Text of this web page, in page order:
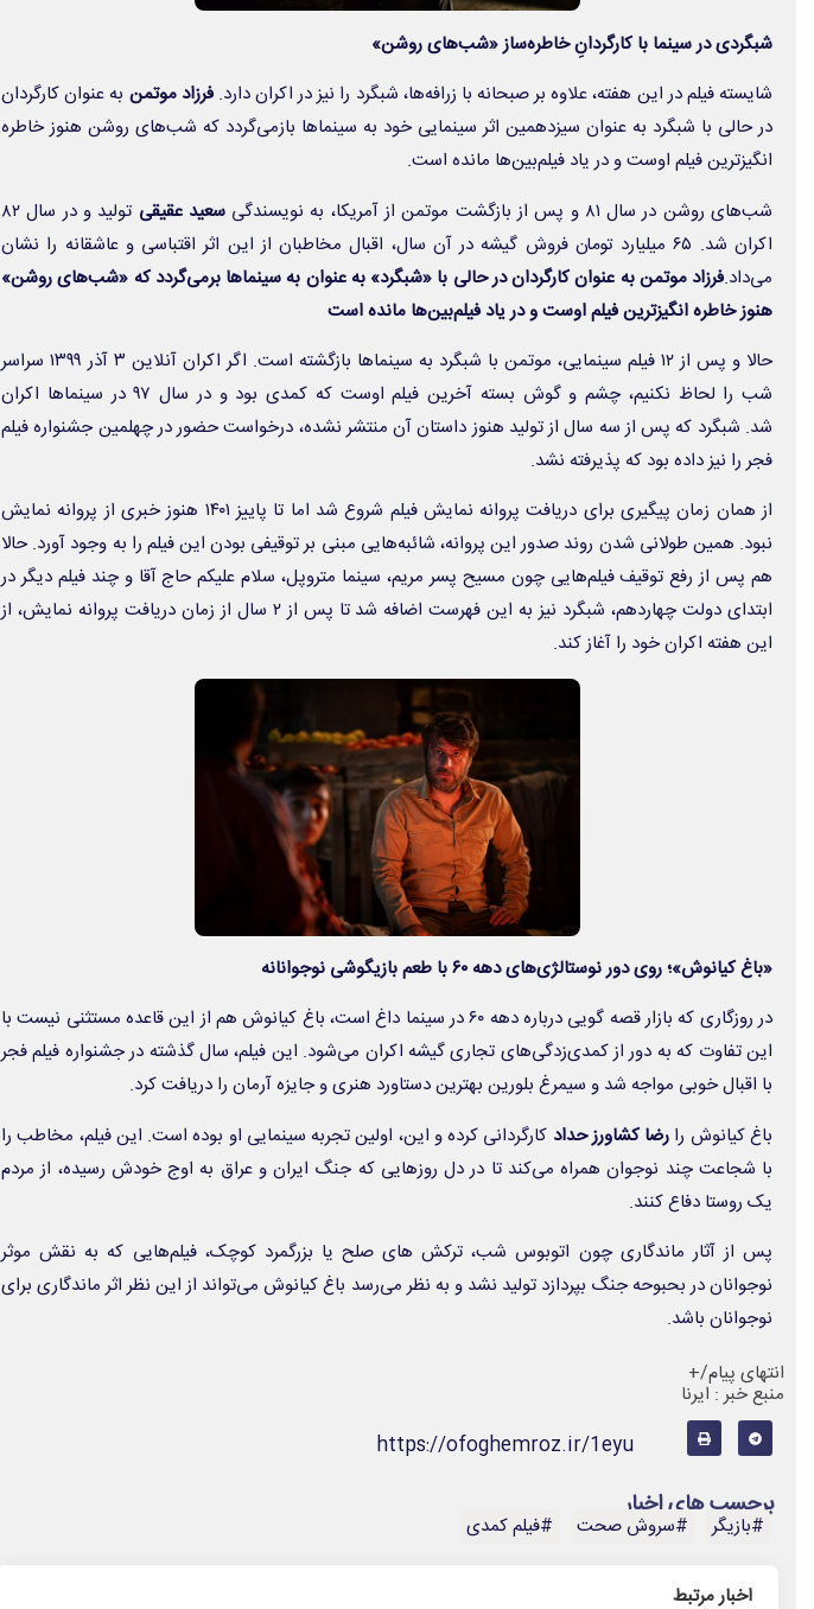
شبگردی در سینما با کارگردانِ خاطره‌ساز «شب‌های روشن»
شایسته فیلم در این هفته، علاوه برصبحانه با زرافه‌ها، شبگرد را نیز در اکران دارد. فرزاد موتمن به عنوان کارگردان
در حالی با شبگرد به عنوان سیزدهمین اثر سینمایی خود به سینماها بازمی‌گردد کهشب‌های روشنهنوز خاطره
انگیزترین فیلم اوست و در یاد فیلم‌بین‌ها مانده است.
شب‌های روشن در سال ۸۱ و پس از بازگشت موتمن از آمریکا، به نویسندگی سعید عقیقی
تولید و در سال ۸۲
اکران شد. ۶۵ میلیارد تومان فروش گیشه در آن سال، اقبال مخاطبان از این اثر اقتباسی و عاشقانه را نشان
می‌داد.فرزاد موتمن به عنوان کارگردان در حالی با «شبگرد» به عنوان به سینماها برمی‌گردد که «شب‌های روشن»
هنوز خاطره انگیزترین فیلم اوست و در یاد فیلم‌بین‌ها مانده است
حالا و پس از ۱۲ فیلم سینمایی، موتمن با
شبگرد به سینماها بازگشته است. اگر اکران آنلاین ۳ آذر ۱۳۹۹
سراسر
شبرا لحاظ نکنیم،چشم و گوش بسته آخرین فیلم اوست که
کمدی بود و در سال ۹۷ در سینماها اکران
شد. شبگرد که پس از سه سال از تولید هنوز داستان آن منتشر نشده، درخواست حضور در چهلمین جشنواره فیلم
فجر را نیز داده بود که پذیرفته نشد.
از همان زمان پیگیری برای دریافت پروانه نمایش فیلم شروع شد اما تا پاییز ۱۴۰۱ هنوز خبری از پروانه نمایش
نبود. همین طولانی شدن روند صدور این پروانه، شائبه‌هایی مبنی بر توقیفی بودن این فیلم را به وجود آورد. حالا
هم پس از رفع توقیف فیلم‌هایی چون مسیح پسر مریم، سینما متروپل، سلام علیکم حاج آقاو چند فیلم دیگر در
ابتدای دولت چهاردهم، شبگرد
نیز به این فهرست اضافه شد تا پس از ۲ سال از زمان دریافت پروانه نمایش، از
این هفته اکران خود را آغاز کند.
«باغ کیانوش»؛ روی دور نوستالژی‌های دهه ۶۰ با طعم بازیگوشی نوجوانانه
در روزگاری که بازار قصه گویی درباره دهه ۶۰ در سینما داغ است،
باغ کیانوش هم از این قاعده مستثنی نیست با
این تفاوت که به دور از کمدی‌زدگی‌های تجاری گیشه اکران می‌شود. این فیلم، سال گذشته در جشنواره فیلم فجر
با اقبال خوبی مواجه شد و سیمرغ بلورین بهترین دستاورد هنری و جایزه آرمان را دریافت کرد.
باغ کیانوش را رضا کشاورز حداد کارگردانی کرده و این، اولین تجربه سینمایی او بوده است. این فیلم، مخاطب را
با شجاعت چند نوجوان همراه می‌کند تا در دل روزهایی که جنگ ایران و عراق به اوج خودش رسیده، از مردم
یک روستا دفاع کنند.
پس از آثار ماندگاری چون اتوبوس شب، ترکش های صلح یا بزرگمرد کوچک، فیلم‌هایی که به نقش موثر
نوجوانان در بحبوحه جنگ بپردازد تولید نشد و به نظر می‌رسد باغ کیانوش می‌تواند از این نظر اثر ماندگاری برای
نوجوانان باشد.
انتهای پیام/+
منبع خبر : ایرنا
https://ofoghemroz.ir/1eyu
برچسب های اخبار
#بازیگر #سروش صحت #فیلم کمدی
اخبار مرتبط